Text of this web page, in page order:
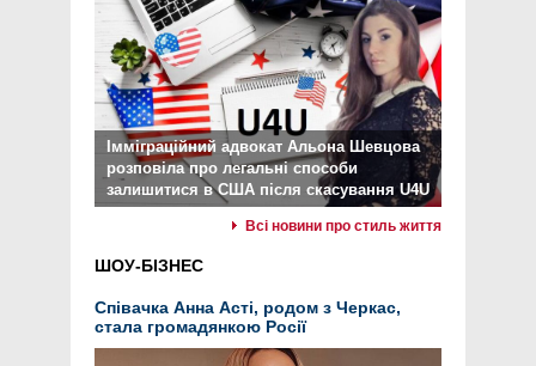
Імміграційний адвокат Альона Шевцова
розповіла про легальні способи
залишитися в США після скасування U4U
Всі новини про стиль життя
ШОУ-БІЗНЕС
Співачка Анна Асті, родом з Черкас,
стала громадянкою Росії